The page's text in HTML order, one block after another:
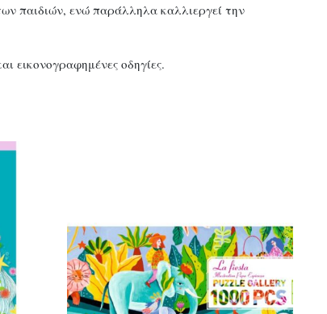
παιδιών, ενώ παράλληλα καλλιεργεί την
εικονογραφημένες οδηγίες.